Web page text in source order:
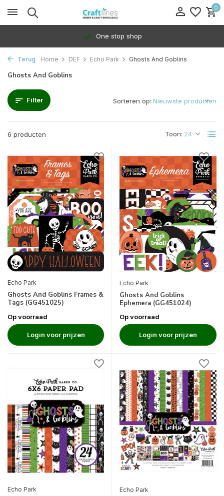
0
One stop shop
Terug Home DEF Echo Park Ghosts And Goblins
Ghosts And Goblins
Filter
6 producten Toon:
Sorteren op:
Echo Park
Ghosts And Goblins Frames &
Tags (GG451025)
Op voorraad
Login voor prijzen
Echo Park
Ghosts And Goblins
Ephemera (GG451024)
Op voorraad
Login voor prijzen
Echo Park Echo Park